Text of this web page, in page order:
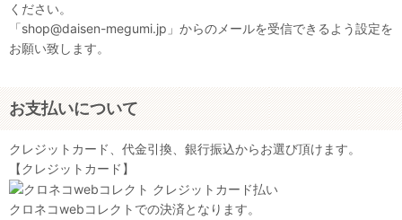
ください。
「shop@daisen-megumi.jp」からのメールを受信できるよう設定を
お願い致します。
お支払いについて
クレジットカード、代金引換、銀行振込からお選び頂けます。
【クレジットカード】
クロネコwebコレクトでの決済となります。